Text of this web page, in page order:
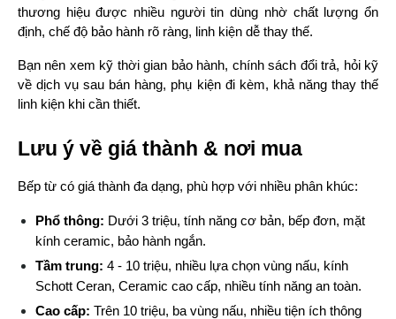
thương hiệu được nhiều người tin dùng nhờ chất lượng ổn
định, chế độ bảo hành rõ ràng, linh kiện dễ thay thế.
Bạn nên xem kỹ thời gian bảo hành, chính sách đổi trả, hỏi kỹ
về dịch vụ sau bán hàng, phụ kiện đi kèm, khả năng thay thế
linh kiện khi cần thiết.
Lưu ý về giá thành & nơi mua
Bếp từ có giá thành đa dạng, phù hợp với nhiều phân khúc:
Phổ thông: Dưới 3 triệu, tính năng cơ bản, bếp đơn, mặt
kính ceramic, bảo hành ngắn.
Tầm trung: 4 - 10 triệu, nhiều lựa chọn vùng nấu, kính
Schott Ceran, Ceramic cao cấp, nhiều tính năng an toàn.
Cao cấp: Trên 10 triệu, ba vùng nấu, nhiều tiện ích thông